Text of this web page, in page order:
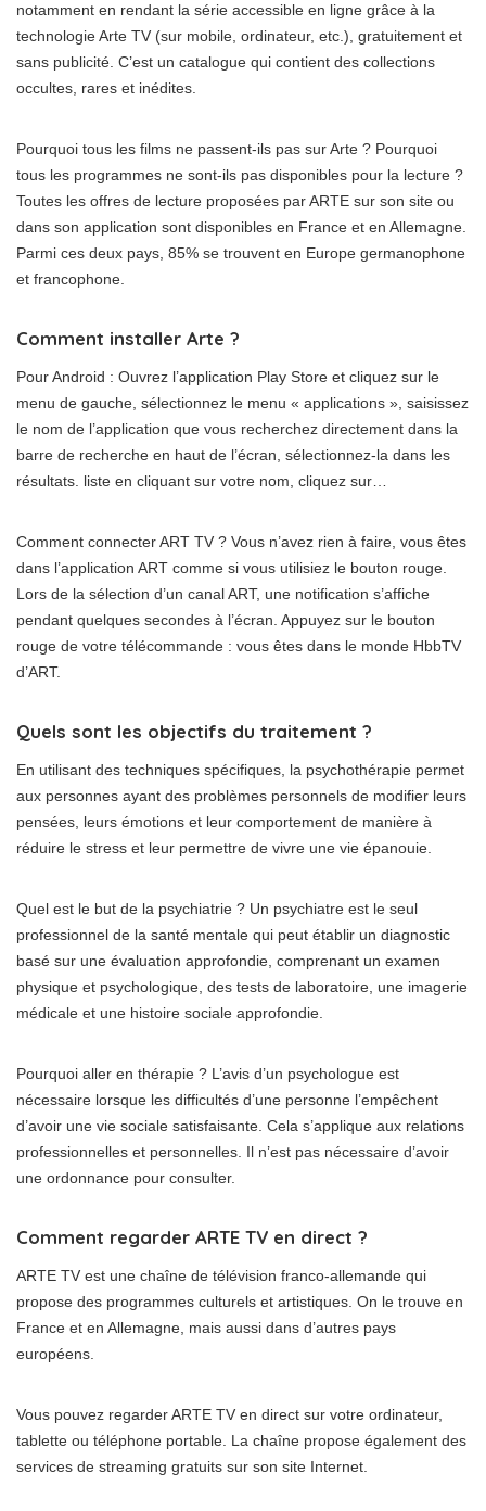
notamment en rendant la série accessible en ligne grâce à la
technologie Arte TV (sur mobile, ordinateur, etc.), gratuitement et
sans publicité. C’est un catalogue qui contient des collections
occultes, rares et inédites.
Pourquoi tous les films ne passent-ils pas sur Arte ? Pourquoi
tous les programmes ne sont-ils pas disponibles pour la lecture ?
Toutes les offres de lecture proposées par ARTE sur son site ou
dans son application sont disponibles en France et en Allemagne.
Parmi ces deux pays, 85% se trouvent en Europe germanophone
et francophone.
Comment installer Arte ?
Pour Android : Ouvrez l’application Play Store et cliquez sur le
menu de gauche, sélectionnez le menu « applications », saisissez
le nom de l’application que vous recherchez directement dans la
barre de recherche en haut de l’écran, sélectionnez-la dans les
résultats. liste en cliquant sur votre nom, cliquez sur…
Comment connecter ART TV ? Vous n’avez rien à faire, vous êtes
dans l’application ART comme si vous utilisiez le bouton rouge.
Lors de la sélection d’un canal ART, une notification s’affiche
pendant quelques secondes à l’écran. Appuyez sur le bouton
rouge de votre télécommande : vous êtes dans le monde HbbTV
d’ART.
Quels sont les objectifs du traitement ?
En utilisant des techniques spécifiques, la psychothérapie permet
aux personnes ayant des problèmes personnels de modifier leurs
pensées, leurs émotions et leur comportement de manière à
réduire le stress et leur permettre de vivre une vie épanouie.
Quel est le but de la psychiatrie ? Un psychiatre est le seul
professionnel de la santé mentale qui peut établir un diagnostic
basé sur une évaluation approfondie, comprenant un examen
physique et psychologique, des tests de laboratoire, une imagerie
médicale et une histoire sociale approfondie.
Pourquoi aller en thérapie ? L’avis d’un psychologue est
nécessaire lorsque les difficultés d’une personne l’empêchent
d’avoir une vie sociale satisfaisante. Cela s’applique aux relations
professionnelles et personnelles. Il n’est pas nécessaire d’avoir
une ordonnance pour consulter.
Comment regarder ARTE TV en direct ?
ARTE TV est une chaîne de télévision franco-allemande qui
propose des programmes culturels et artistiques. On le trouve en
France et en Allemagne, mais aussi dans d’autres pays
européens.
Vous pouvez regarder ARTE TV en direct sur votre ordinateur,
tablette ou téléphone portable. La chaîne propose également des
services de streaming gratuits sur son site Internet.